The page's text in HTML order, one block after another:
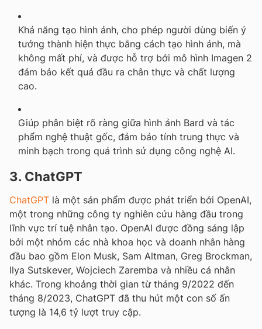
Khả năng tạo hình ảnh, cho phép người dùng biến ý
tưởng thành hiện thực bằng cách tạo hình ảnh, mà
không mất phí, và được hỗ trợ bởi mô hình Imagen 2
đảm bảo kết quả đầu ra chân thực và chất lượng
cao.
Giúp phân biệt rõ ràng giữa hình ảnh Bard và tác
phẩm nghệ thuật gốc, đảm bảo tính trung thực và
minh bạch trong quá trình sử dụng công nghệ AI.
3. ChatGPT
ChatGPT là một sản phẩm được phát triển bởi OpenAI,
một trong những công ty nghiên cứu hàng đầu trong
lĩnh vực trí tuệ nhân tạo. OpenAI được đồng sáng lập
bởi một nhóm các nhà khoa học và doanh nhân hàng
đầu bao gồm Elon Musk, Sam Altman, Greg Brockman,
Ilya Sutskever, Wojciech Zaremba và nhiều cá nhân
khác. Trong khoảng thời gian từ tháng 9/2022 đến
tháng 8/2023, ChatGPT đã thu hút một con số ấn
tượng là 14,6 tỷ lượt truy cập.